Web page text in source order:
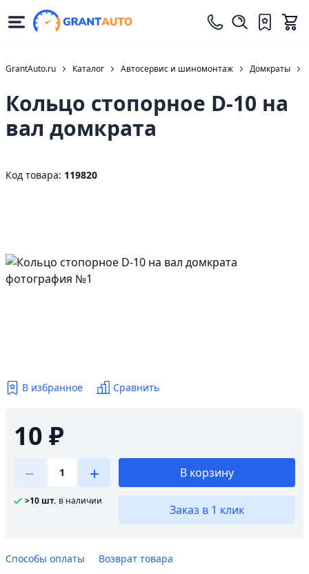
GrantAuto.ru Каталог Автосервис и шиномонтаж Домкраты
Кольцо стопорное D-10 на
вал домкрата
Код товара: 119820
В избранное Сравнить
10 ₽
>10 шт. в наличии
В корзину
Заказ в 1 клик
Способы оплаты Возврат товара